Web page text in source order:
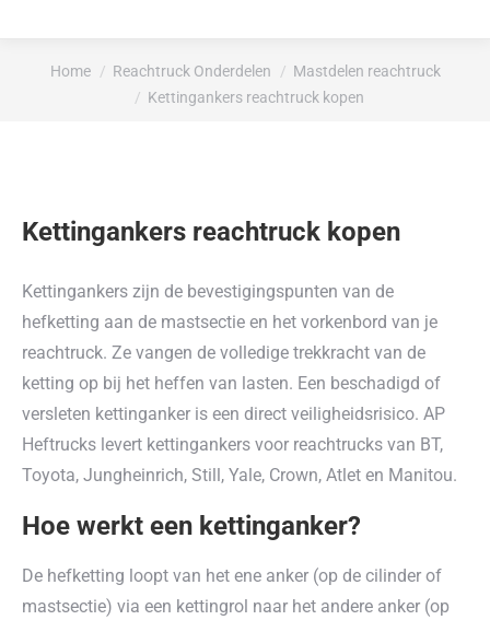
Je bent hier:
Home Reachtruck Onderdelen
Mastdelen reachtruck
Kettingankers reachtruck kopen
Kettingankers reachtruck kopen
Kettingankers zijn de bevestigingspunten van de
hefketting aan de mastsectie en het vorkenbord van je
reachtruck. Ze vangen de volledige trekkracht van de
ketting op bij het heffen van lasten. Een beschadigd of
versleten kettinganker is een direct veiligheidsrisico. AP
Heftrucks levert kettingankers voor reachtrucks van BT,
Toyota, Jungheinrich, Still, Yale, Crown, Atlet en Manitou.
Hoe werkt een kettinganker?
De hefketting loopt van het ene anker (op de cilinder of
mastsectie) via een kettingrol naar het andere anker (op